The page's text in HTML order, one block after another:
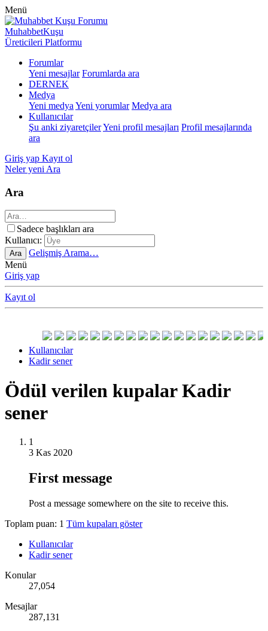
Menü
MuhabbetKuşu
Üreticileri Platformu
Forumlar
Yeni mesajlar Forumlarda ara
DERNEK
Medya
Yeni medya Yeni yorumlar Medya ara
Kullanıcılar
Şu anki ziyaretçilerYeni profil mesajları Profil mesajlarında
ara
Giriş yap Kayıt ol
Neler yeni Ara
Ara
Sadece başlıkları ara
Kullanıcı:
Ara
Gelişmiş Arama…
Menü
Giriş yap
Kayıt ol
Kullanıcılar
Kadir sener
Ödül verilen kupalar Kadir
sener
1
3 Kas 2020
First message
Post a message somewhere on the site to receive this.
Toplam puan: 1 Tüm kupaları göster
Kullanıcılar
Kadir sener
Konular
27,054
Mesajlar
287,131